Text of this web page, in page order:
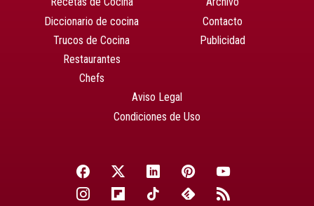
Diccionario de cocina
Trucos de Cocina
Restaurantes
Chefs
Contacto
Publicidad
Aviso Legal
Condiciones de Uso